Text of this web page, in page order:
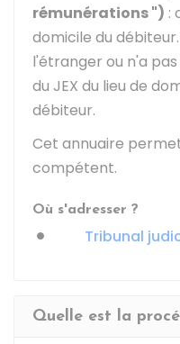
rémunérations ") :
domicile du
l'étranger ou n'a
du JEX du lieu de
débiteur.
Cet annuaire
compétent.
Où s'adresser ?
Tribunal
Quelle est la